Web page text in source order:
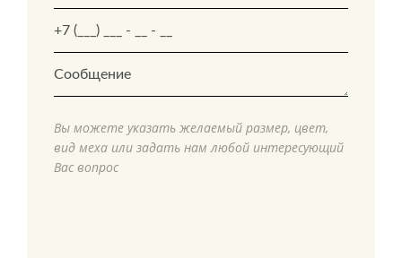
Вы можете указать желаемый размер, цвет,
вид меха или задать нам любой интересующий
Вас вопрос